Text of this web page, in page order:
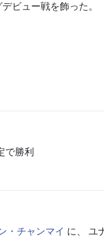
ビュー戦を飾った。
で勝利
・チャンマイ に、 ユ